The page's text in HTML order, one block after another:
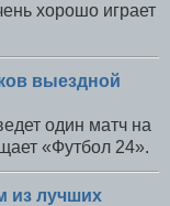
хорошо играет
выездной
один матч на
«Футбол 24».
из лучших